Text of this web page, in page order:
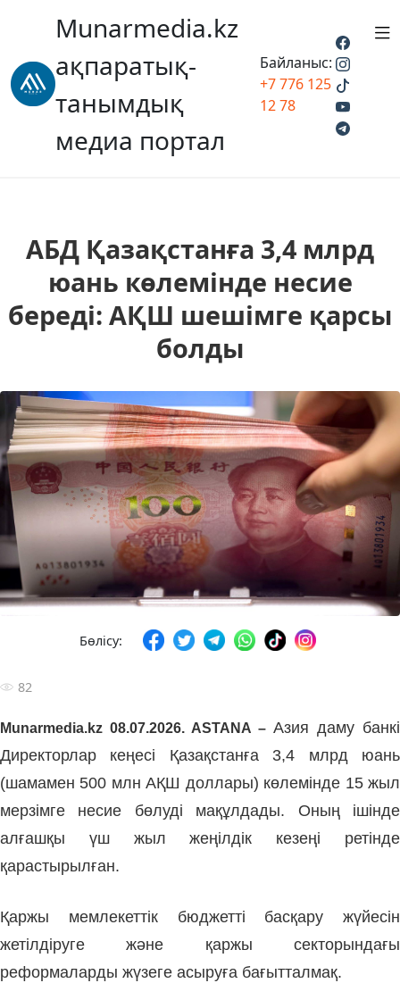
Munarmedia.kz
ақпаратық-
танымдық
медиа портал
Байланыс:
+7 776 125
12 78
АБД Қазақстанға 3,4 млрд
юань көлемінде несие
береді: АҚШ шешімге қарсы
болды
Бөлісу:
82
Munarmedia.kz 08.07.2026. ASTANA –Азия даму банкі
Директорлар кеңесі Қазақстанға 3,4 млрд юань
(шамамен 500 млн АҚШ доллары) көлемінде 15 жыл
мерзімге несие бөлуді мақұлдады. Оның ішінде
алғашқы үш жыл жеңілдік кезеңі ретінде
қарастырылған.
Қаржы мемлекеттік бюджетті басқару жүйесін
жетілдіруге және қаржы секторындағы
реформаларды жүзеге асыруға бағытталмақ.